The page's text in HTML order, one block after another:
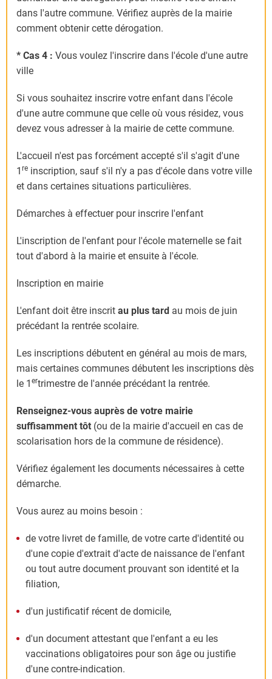
dans l'autre commune. Vérifiez auprès de la mairie
comment obtenir cette dérogation.
* Cas 4 : Vous voulez l'inscrire dans l'école d'une autre
ville
Si vous souhaitez inscrire votre enfant dans l'école
d'une autre commune que celle où vous résidez, vous
devez vous adresser à la mairie de cette commune.
L'accueil n'est pas forcément accepté s'il s'agit d'une
1 re inscription, sauf s'il n'y a pas d'école dans votre ville
et dans certaines situations particulières.
Démarches à effectuer pour inscrire l'enfant
L'inscription de l'enfant pour l'école maternelle se fait
tout d'abord à la mairie et ensuite à l'école.
Inscription en mairie
L'enfant doit être inscrit au plus tard au mois de juin
précédant la rentrée scolaire.
Les inscriptions débutent en général au mois de mars,
mais certaines communes débutent les inscriptions dès
le 1 ertrimestre de l'année précédant la rentrée.
Renseignez-vous auprès de votre mairie
suffisamment tôt (ou de la mairie d'accueil en cas de
scolarisation hors de la commune de résidence).
Vérifiez également les documents nécessaires à cette
démarche.
Vous aurez au moins besoin :
de votre livret de famille, de votre carte d'identité ou
d'une copie d'extrait d'acte de naissance de l'enfant
ou tout autre document prouvant son identité et la
filiation,
d'un justificatif récent de domicile,
d'un document attestant que l'enfant a eu les
vaccinations obligatoires pour son âge ou justifie
d'une contre-indication.